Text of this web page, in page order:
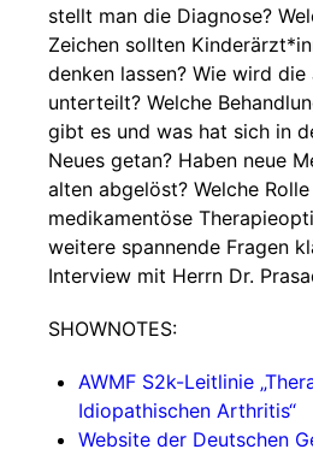
stellt man die Diagnose?
Zeichen sollten
denken lassen? Wie wird
unterteilt? Welche
gibt es und was hat sich in
Neues getan? Haben neue
alten abgelöst? Welche
medikamentöse
weitere spannende Fragen
Interview mit Herrn Dr.
SHOWNOTES:
AWMF S2k-Leitlinie
Idiopathischen Arthritis“
Website der Deutschen